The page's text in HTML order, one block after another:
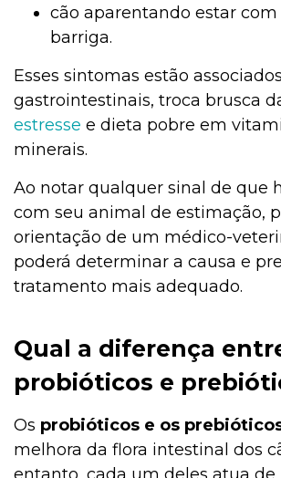
cão aparentando estar com
barriga.
Esses sintomas estão
gastrointestinais, troca brusca
estresse e dieta pobre em
minerais.
Ao notar qualquer sinal de que
com seu animal de estimação,
orientação de um médico-
poderá determinar a causa e
tratamento mais adequado.
Qual a diferença
probióticos e
Os probióticos e os
melhora da flora intestinal dos